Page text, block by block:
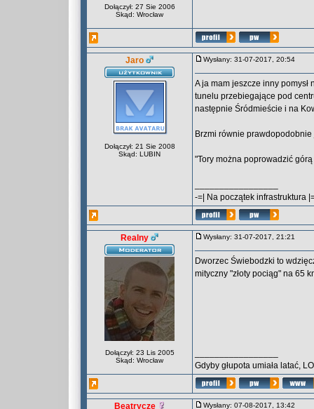
Dołączył: 27 Sie 2006
Skąd: Wrocław
Jaro
Dołączył: 21 Sie 2008
Skąd: LUBIN
Wysłany: 31-07-2017, 20:54
A ja mam jeszcze inny
tunelu przebiegające pod
następnie Śródmieście i na
Brzmi równie prawdopodobnie
"Tory można poprowadzić
-=| Na początek infrastruktura
Realny
Dołączył: 23 Lis 2005
Skąd: Wrocław
Wysłany: 31-07-2017, 21:21
Dworzec Świebodzki to
mityczny "złoty pociąg" na 65
Gdyby głupota umiała latać,
Beatrycze Wysłany: 07-08-2017, 13:42